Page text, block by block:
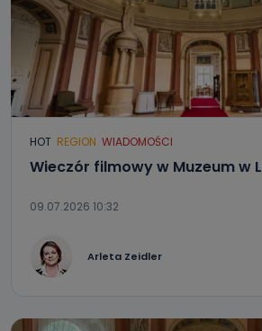
HOT REGION WIADOMOŚCI
Wieczór filmowy w Muzeum w
09.07.2026 10:32
Arleta Zeidler